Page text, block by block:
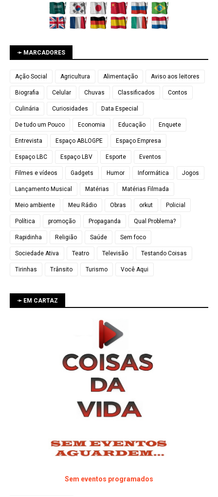
➛ MARCADORES
Ação Social Agricultura Alimentação Aviso aos leitores
Biografia Celular Chuvas Classificados Contos
Culinária Curiosidades Data Especial
De tudo um Pouco Economia Educação Enquete
Entrevista Espaço ABLOGPE Espaço Empresa
Espaço LBC Espaço LBV Esporte Eventos
Filmes e vídeos Gadgets Humor Informática Jogos
Lançamento Musical Matérias Matérias Filmada
Meio ambiente Meu Rádio Obras orkut Policial
Política promoção Propaganda Qual Problema?
Rapidinha Religião Saúde Sem foco
Sociedade Ativa Teatro Televisão Testando Coisas
Tirinhas Trânsito Turismo Você Aqui
➛ EM CARTAZ
Sem eventos programados